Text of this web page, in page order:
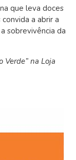
que leva doces
a abrir a
sobrevivência da
Verde” na Loja